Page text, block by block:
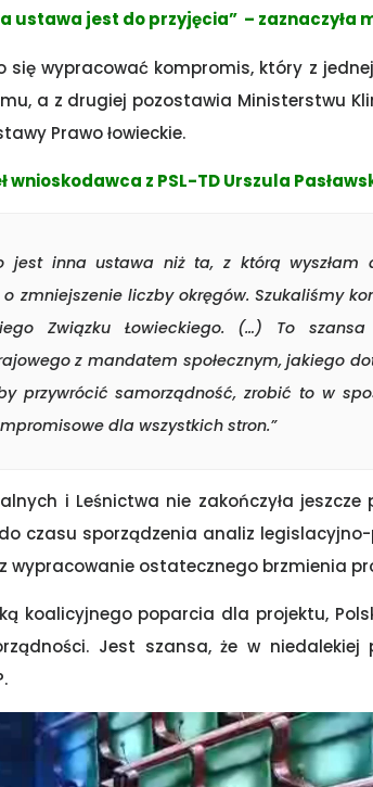
ustawa jest do przyjęcia” – zaznaczyła
wypracować kompromis, który z
a z drugiej pozostawia Ministerstwu
Prawo łowieckie.
wnioskodawca z PSL-TD Urszula
jest inna ustawa niż ta, z którą wyszłam
zmniejszenie liczby okręgów. Szukaliśmy
Związku Łowieckiego. (…) To
z mandatem społecznym, jakiego
przywrócić samorządność, zrobić to w
dla wszystkich stron.”
i Leśnictwa nie zakończyła
czasu sporządzenia analiz
wypracowanie ostatecznego brzmienia
koalicyjnego poparcia dla projektu,
Jest szansa, że w niedalekiej